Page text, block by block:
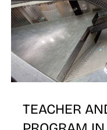
TEACHER